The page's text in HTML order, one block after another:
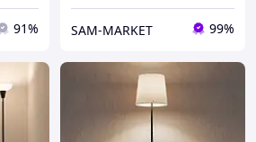
91% SAM-MARKET 99%